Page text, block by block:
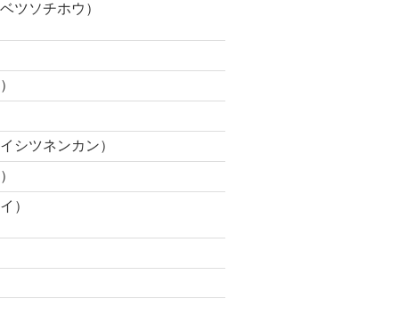
ツソチホウ）
シツネンカン）
）